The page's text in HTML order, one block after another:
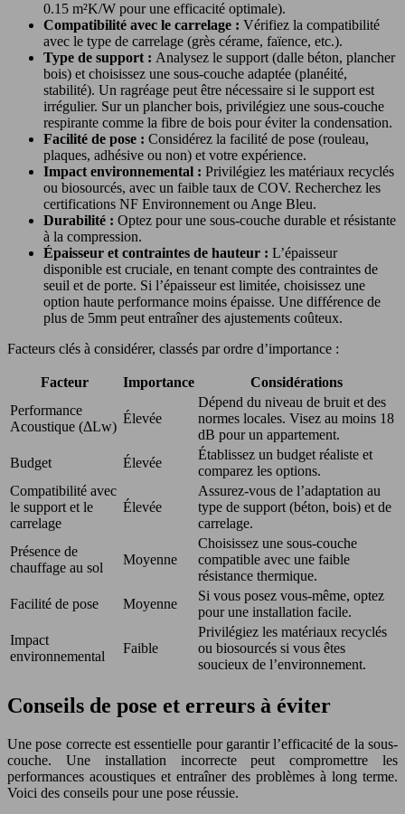
0.15 m²K/W pour une efficacité optimale).
Compatibilité avec le carrelage : Vérifiez la compatibilité
avec le type de carrelage (grès cérame, faïence, etc.).
Type de support : Analysez le support (dalle béton, plancher
bois) et choisissez une sous-couche adaptée (planéité,
stabilité). Un ragréage peut être nécessaire si le support est
irrégulier. Sur un plancher bois, privilégiez une sous-couche
respirante comme la fibre de bois pour éviter la condensation.
Facilité de pose : Considérez la facilité de pose (rouleau,
plaques, adhésive ou non) et votre expérience.
Impact environnemental : Privilégiez les matériaux recyclés
ou biosourcés, avec un faible taux de COV. Recherchez les
certifications NF Environnement ou Ange Bleu.
Durabilité : Optez pour une sous-couche durable et résistante
à la compression.
Épaisseur et contraintes de hauteur : L’épaisseur
disponible est cruciale, en tenant compte des contraintes de
seuil et de porte. Si l’épaisseur est limitée, choisissez une
option haute performance moins épaisse. Une différence de
plus de 5mm peut entraîner des ajustements coûteux.
Facteurs clés à considérer, classés par ordre d’importance :
Facteur Importance
Considérations
Performance
Acoustique (ΔLw)
Élevée
Dépend du niveau de bruit et des
normes locales. Visez au moins 18
dB pour un appartement.
Budget
Élevée
Établissez un budget réaliste et
comparez les options.
Compatibilité avec
le support et le
carrelage
Élevée
Assurez-vous de l’adaptation au
type de support (béton, bois) et de
carrelage.
Présence de
chauffage au sol
Moyenne
Choisissez une sous-couche
compatible avec une faible
résistance thermique.
Facilité de pose
Moyenne
Si vous posez vous-même, optez
pour une installation facile.
Impact
environnemental
Faible
Privilégiez les matériaux recyclés
ou biosourcés si vous êtes
soucieux de l’environnement.
Conseils de pose et erreurs à éviter
Une pose correcte est essentielle pour garantir l’efficacité de la sous-
couche. Une installation incorrecte peut compromettre les
performances acoustiques et entraîner des problèmes à long terme.
Voici des conseils pour une pose réussie.